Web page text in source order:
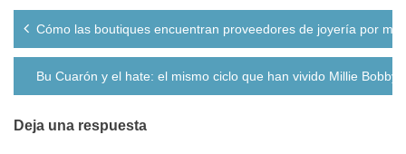
Navegación
entradas
Cómo las boutiques encuentran proveedores de joyería por
Bu Cuarón y el hate: el mismo ciclo que han vivido Millie
Deja una respuesta